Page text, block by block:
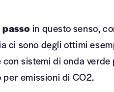
in questo senso,
sono degli ottimi
sistemi di onda
emissioni di CO2.